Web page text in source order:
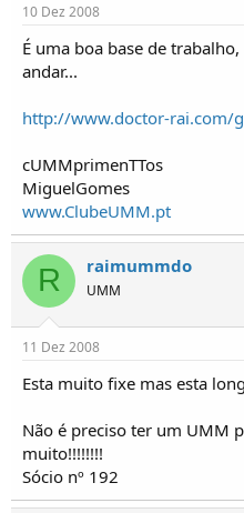
d
e
ó
i
o
s
i
10 Dez 2008
É uma boa base de
andar...
http://www.doctor-rai.com/
cUMMprimenTTos
MiguelGomes
www.ClubeUMM.pt
R raimummdo
UMM
11 Dez 2008
Esta muito fixe mas esta
Não é preciso ter um UMM
muito!!!!!!!!
Sócio nº 192